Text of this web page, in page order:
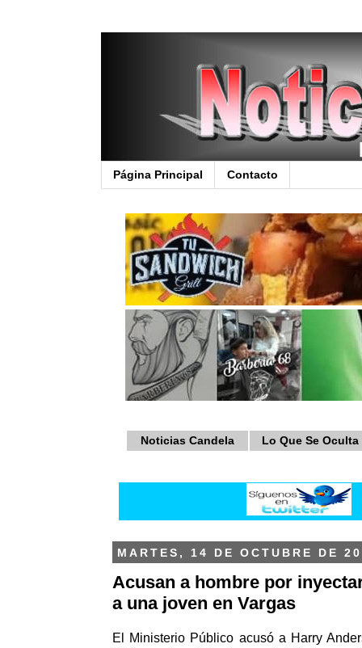
Página Principal Contacto
Noticias Candela Lo Que Se Oculta
MARTES, 14 DE OCTUBRE DE
Acusan a hombre por
a una joven en Vargas
El Ministerio Público acusó a Harry